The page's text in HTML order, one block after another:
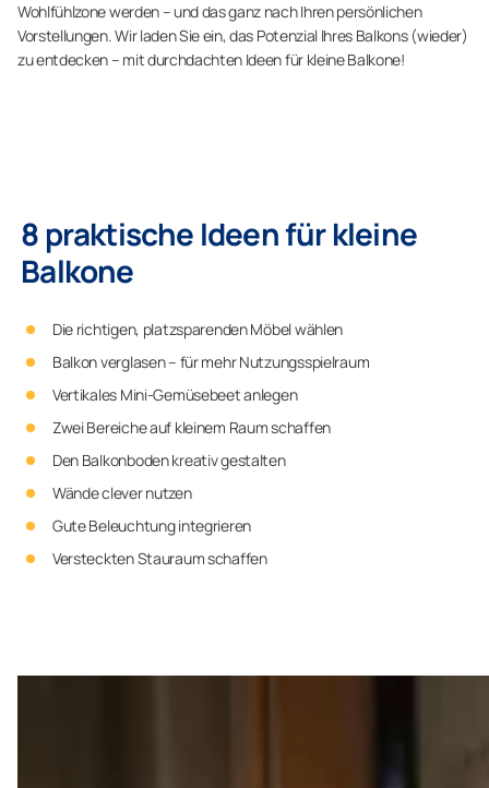
Wohlfühlzone werden – und das ganz nach Ihren persönlichen
Vorstellungen. Wir laden Sie ein, das Potenzial Ihres Balkons (wieder)
zu entdecken – mit durchdachten Ideen für kleine Balkone!
8 praktische Ideen für kleine
Balkone
Die richtigen, platzsparenden Möbel wählen
Balkon verglasen – für mehr Nutzungsspielraum
Vertikales Mini-Gemüsebeet anlegen
Zwei Bereiche auf kleinem Raum schaffen
Den Balkonboden kreativ gestalten
Wände clever nutzen
Gute Beleuchtung integrieren
Versteckten Stauraum schaffen